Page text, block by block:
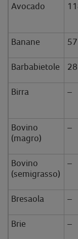
Avocado
Banane 57
Barbabietole 28
Birra –
Bovino
(magro)
–
Bovino
(semigrasso)
–
Bresaola –
Brie –